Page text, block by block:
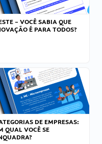
– VOCÊ SABIA QUE
É PARA TODOS?
DE EMPRESAS:
QUAL VOCÊ SE